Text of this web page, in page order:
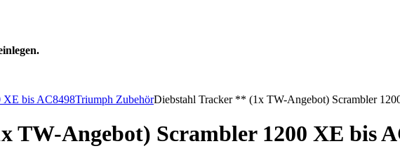
XE bis AC8498Triumph ZubehörDiebstahl Tracker ** (1x TW-Angebot) Scrambler
TW-Angebot) Scrambler 1200 XE bis